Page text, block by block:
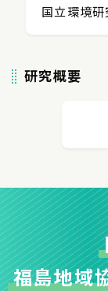
国立環境
研究概要
福島地域